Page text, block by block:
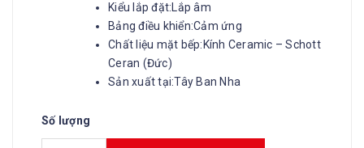
Kiểu lắp đặt:Lắp âm
Bảng điều khiển:Cảm ứng
Chất liệu mặt bếp:Kính Ceramic – Schott
Ceran (Đức)
Sản xuất tại:Tây Ban Nha
Số lượng